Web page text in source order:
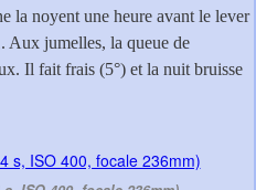
la noyent une heure avant le lever
Aux jumelles, la queue de
Il fait frais (5°) et la nuit bruisse